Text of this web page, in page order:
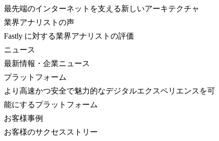
最先端のインターネットを支える新しいアーキテクチャ
業界アナリストの声
Fastly に対する業界アナリストの評価
ニュース
最新情報・企業ニュース
プラットフォーム
より高速かつ安全で魅力的なデジタルエクスペリエンスを可
能にするプラットフォーム
お客様事例
お客様のサクセスストリー